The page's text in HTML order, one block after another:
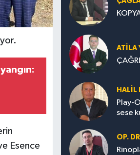
Esence
ATILA
HALIL
Play-
sese
OP.